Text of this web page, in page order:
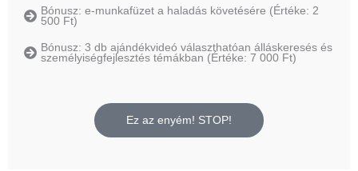
Bónusz: e-munkafüzet a haladás követésére (Értéke: 2
500 Ft)
Bónusz: 3 db ajándékvideó választhatóan álláskeresés és
személyiségfejlesztés témákban (Értéke: 7 000 Ft)
Ez az enyém! STOP!